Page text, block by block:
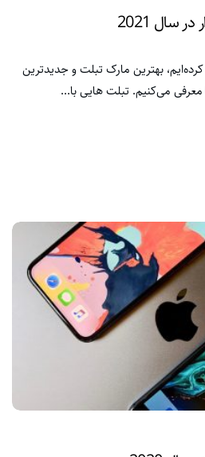
سال 2021
بهترین مارک تبلت و جدیدترین